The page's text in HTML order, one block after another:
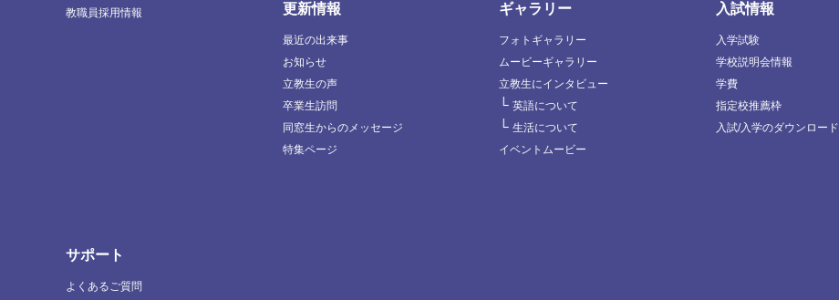
教職員採用情報
更新情報
最近の出来事
お知らせ
立教生の声
卒業生訪問
同窓生からのメッセージ
特集ページ
ギャラリー
フォトギャラリー
ムービーギャラリー
立教生にインタビュー
└ 英語について
└ 生活について
イベントムービー
入試情報
入学試験
学校説明会情報
学費
指定校推薦枠
入試/入学のダウンロード
サポート
よくあるご質問